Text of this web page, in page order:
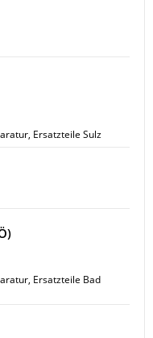
Ersatzteile Sulz
Ersatzteile Bad